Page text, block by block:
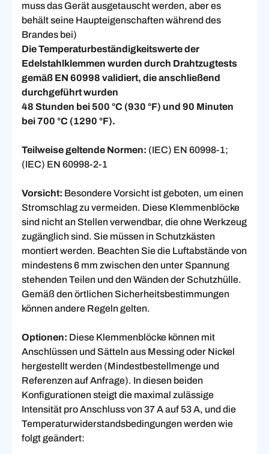
muss das Gerät ausgetauscht werden, aber es
behält seine Haupteigenschaften während des
Brandes bei)
Die Temperaturbeständigkeitswerte der
Edelstahlklemmen wurden durch Drahtzugtests
gemäß EN 60998 validiert, die anschließend
durchgeführt wurden
48 Stunden bei 500 °C (930 °F) und 90 Minuten
bei 700 °C (1290 °F).
Teilweise geltende Normen: (IEC) EN 60998-1;
(IEC) EN 60998-2-1
Vorsicht: Besondere Vorsicht ist geboten, um einen
Stromschlag zu vermeiden. Diese Klemmenblöcke
sind nicht an Stellen verwendbar, die ohne Werkzeug
zugänglich sind. Sie müssen in Schutzkästen
montiert werden. Beachten Sie die Luftabstände von
mindestens 6 mm zwischen den unter Spannung
stehenden Teilen und den Wänden der Schutzhülle.
Gemäß den örtlichen Sicherheitsbestimmungen
können andere Regeln gelten.
Optionen: Diese Klemmenblöcke können mit
Anschlüssen und Sätteln aus Messing oder Nickel
hergestellt werden (Mindestbestellmenge und
Referenzen auf Anfrage). In diesen beiden
Konfigurationen steigt die maximal zulässige
Intensität pro Anschluss von 37 A auf 53 A, und die
Temperaturwiderstandsbedingungen werden wie
folgt geändert: